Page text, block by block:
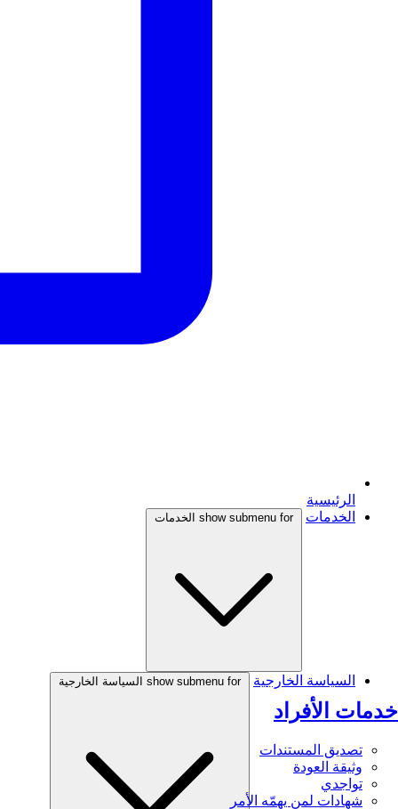
الرئيسية
الخدمات
show submenu for الخدمات
خدمات الأفراد
تصديق المستندات
وثيقة العودة
تواجدي
شهادات لمن يهمّه الأمر
السياسة الخارجية show submenu for السياسة الخارجية